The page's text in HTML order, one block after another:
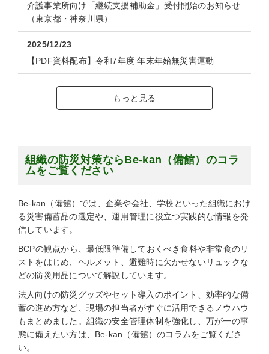
介護事業所向け「継続支援補助金」受付開始のお知らせ
（東京都・神奈川県）
2025/12/23
【PDF資料配布】令和7年度 年末年始無災害運動
もっと見る
組織の防災対策ならBe-kan（備館）のコラ
ムをご覧ください
Be-kan（備館）では、企業や会社、学校といった組織におけ
る災害備蓄品の選定や、運用管理に役立つ実践的な情報を発
信しています。
BCPの観点から、最低限準備しておくべき食料や非常食のリ
ストをはじめ、ヘルメット、避難時に欠かせないリュックな
どの防災用品について解説しています。
法人向けの防災グッズやセット導入のポイント、効率的な備
蓄の進め方など、現場の担当者がすぐに活用できるノウハウ
もまとめました。組織の安全管理体制を強化し、万が一の事
態に備えたい方は、Be-kan（備館）のコラムをご覧くださ
い。